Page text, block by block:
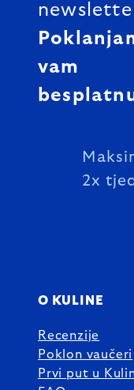
vam
2x
O KULINE
Recenzije
Poklon vaučeri
Prvi put u